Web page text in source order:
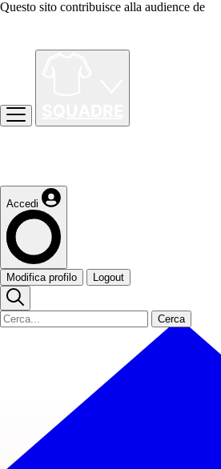
Questo sito contribuisce alla audience de
Accedi
Modifica profilo Logout
Cerca